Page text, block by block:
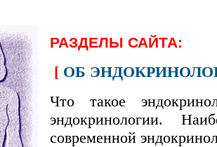
РАЗДЕЛЫ САЙТА:
[ ОБ
Что такое
эндокринологии.
современной